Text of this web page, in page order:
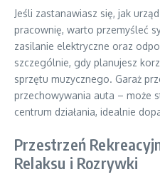
Jeśli zastanawiasz się, jak
pracownię, warto przemyśleć
zasilanie elektryczne oraz
szczególnie, gdy planujesz
sprzętu muzycznego. Garaż
przechowywania auta – może
centrum działania, idealnie
Przestrzeń
Relaksu i Rozrywki